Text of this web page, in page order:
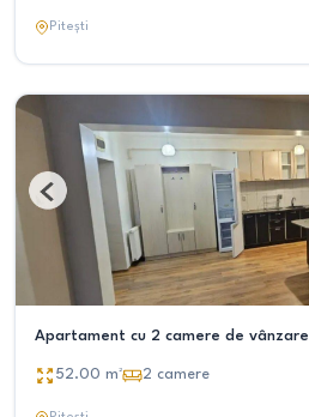
Pitești
Apartament cu 2 camere de vânzare
52.00 m² 2 camere